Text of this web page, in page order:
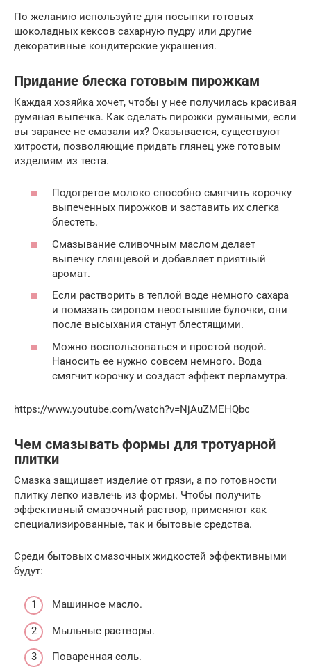
По желанию используйте для посыпки готовых
шоколадных кексов сахарную пудру или другие
декоративные кондитерские украшения.
Придание блеска готовым пирожкам
Каждая хозяйка хочет, чтобы у нее получилась красивая
румяная выпечка. Как сделать пирожки румяными, если
вы заранее не смазали их? Оказывается, существуют
хитрости, позволяющие придать глянец уже готовым
изделиям из теста.
Подогретое молоко способно смягчить корочку
выпеченных пирожков и заставить их слегка
блестеть.
Смазывание сливочным маслом делает
выпечку глянцевой и добавляет приятный
аромат.
Если растворить в теплой воде немного сахара
и помазать сиропом неостывшие булочки, они
после высыхания станут блестящими.
Можно воспользоваться и простой водой.
Наносить ее нужно совсем немного. Вода
смягчит корочку и создаст эффект перламутра.
https://www.youtube.com/watch?v=NjAuZMEHQbc
Чем смазывать формы для тротуарной
плитки
Смазка защищает изделие от грязи, а по готовности
плитку легко извлечь из формы. Чтобы получить
эффективный смазочный раствор, применяют как
специализированные, так и бытовые средства.
Среди бытовых смазочных жидкостей эффективными
будут:
Машинное масло.
Мыльные растворы.
Поваренная соль.